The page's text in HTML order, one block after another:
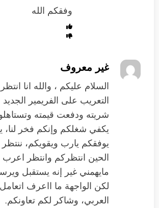
وفقكم الله
غير معروف
السلام عليكم ، والله انا
شريته ودفعت قيمته
يكفي شغلكم وإنكم فخر لنا،
يوفقكم يارب ويقويكم، ننتظر
الحين انتظركم وانتظر اعرب
مايهمني غير إنه يستقبل
لكن الواجهة ما ااعرف
العربي، وشاكر لكم تعاونكم.